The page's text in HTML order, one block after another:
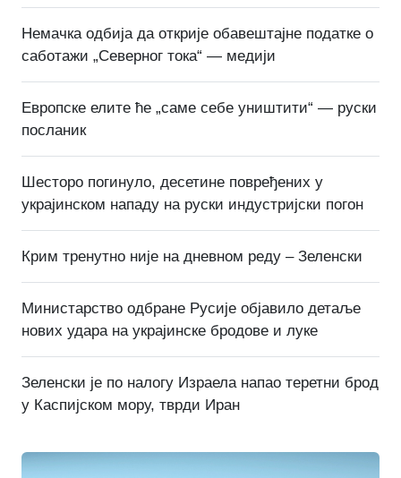
Немачка одбија да открије обавештајне податке о
саботажи „Северног тока“ — медији
Европске елите ће „саме себе уништити“ — руски
посланик
Шесторо погинуло, десетине повређених у
украјинском нападу на руски индустријски погон
Крим тренутно није на дневном реду – Зеленски
Министарство одбране Русије објавило детаље
нових удара на украјинске бродове и луке
Зеленски је по налогу Израела напао теретни брод
у Каспијском мору, тврди Иран